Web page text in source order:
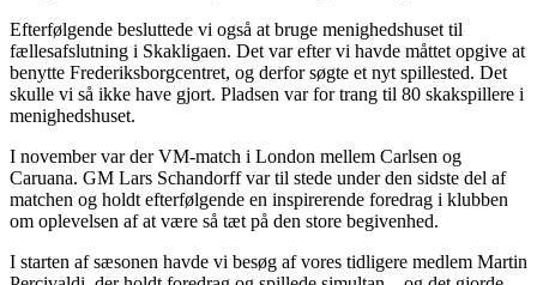
Efterfølgende besluttede vi også at bruge menighedshuset til
fællesafslutning i Skakligaen. Det var efter vi havde måttet opgive at
benytte Frederiksborgcentret, og derfor søgte et nyt spillested. Det
skulle vi så ikke have gjort. Pladsen var for trang til 80 skakspillere i
menighedshuset.
I november var der VM-match i London mellem Carlsen og
Caruana. GM Lars Schandorff var til stede under den sidste del af
matchen og holdt efterfølgende en inspirerende foredrag i klubben
om oplevelsen af at være så tæt på den store begivenhed.
I starten af sæsonen havde vi besøg af vores tidligere medlem Martin